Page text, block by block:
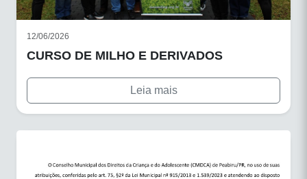
12/06/2026
CURSO DE MILHO E DERIVADOS
Leia mais